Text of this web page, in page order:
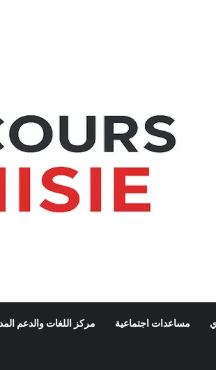
مركز اللغات والدعم مساعدات اجتماعية